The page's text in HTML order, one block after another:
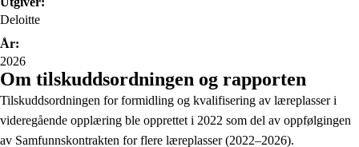
Deloitte
År:
2026
Om tilskuddsordningen og rapporten
Tilskuddsordningen for formidling og kvalifisering av læreplasser i
videregående opplæring ble opprettet i 2022 som del av oppfølgingen
av Samfunnskontrakten for flere læreplasser (2022–2026).